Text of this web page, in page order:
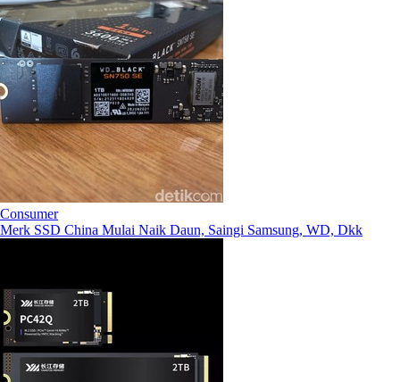
Consumer
Merk SSD China Mulai Naik Daun, Saingi Samsung, WD, Dkk